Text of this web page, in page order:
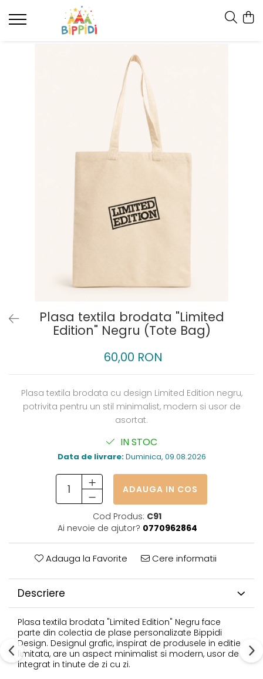
Plasa textila brodata "Limited
Edition" Negru (Tote Bag)
60,00 RON
Plasa textila brodata cu design Limited Edition negru,
potrivita pentru un stil minimalist, modern si usor de
asortat.
IN STOC
Data de livrare:Duminica, 09.08.2026
ADAUGA IN COS
Cod Produs: C91
Ai nevoie de ajutor? 0770962864
Adauga la Favorite Cere informatii
Descriere
Plasa textila brodata "Limited Edition" Negru face
parte din colectia de plase personalizate Bippidi
Design. Designul grafic, inspirat de produsele in editie
limitata, are un aspect minimalist si modern, usor de
integrat in tinute de zi cu zi.